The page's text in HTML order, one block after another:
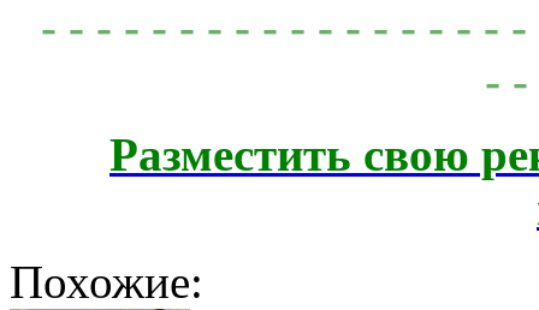
- - - - - - - - - - - - - - - - -
- -
Разместить свою
Похожие: